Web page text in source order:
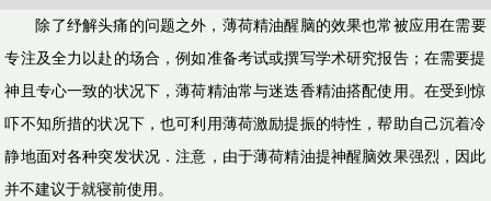
除了纾解头痛的问题之外，薄荷精油醒脑的效果也常被应用在需要
专注及全力以赴的场合，例如准备考试或撰写学术研究报告；在需要提
神且专心一致的状况下，薄荷精油常与迷迭香精油搭配使用。在受到惊
吓不知所措的状况下，也可利用薄荷激励提振的特性，帮助自己沉着冷
静地面对各种突发状况．注意，由于薄荷精油提神醒脑效果强烈，因此
并不建议于就寝前使用。